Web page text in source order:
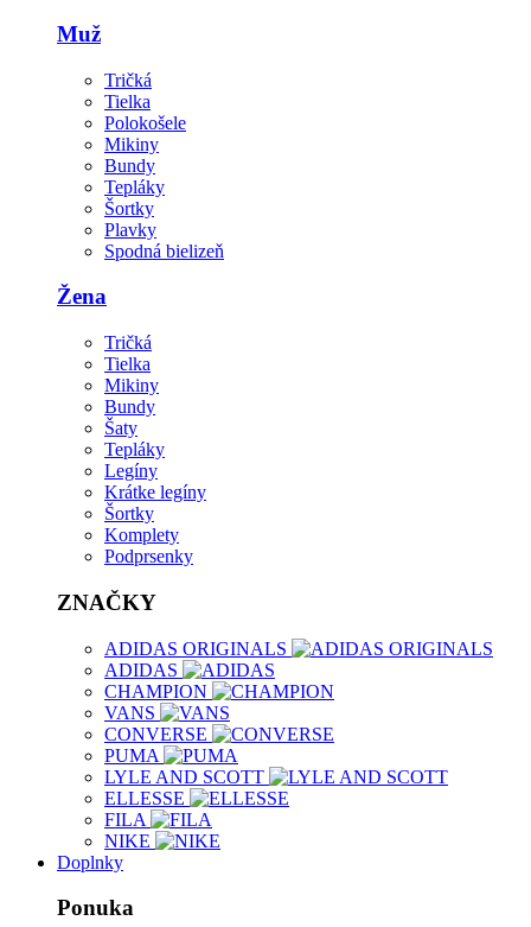
Muž
Tričká
Tielka
Polokošele
Mikiny
Bundy
Tepláky
Šortky
Plavky
Spodná bielizeň
Žena
Tričká
Tielka
Mikiny
Bundy
Šaty
Tepláky
Legíny
Krátke legíny
Šortky
Komplety
Podprsenky
ZNAČKY
ADIDAS ORIGINALS
ADIDAS
CHAMPION
VANS
CONVERSE
PUMA
LYLE AND SCOTT
ELLESSE
FILA
NIKE
Doplnky
Ponuka